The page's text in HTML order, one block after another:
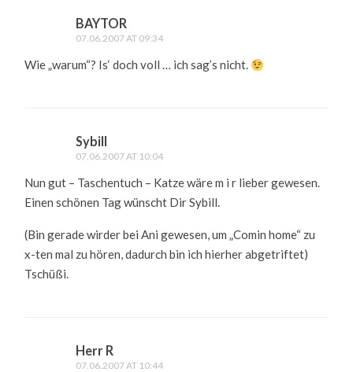
BAYTOR
07.06.2007 AT 09:34
Wie „warum“? Is‘ doch voll … ich sag’s nicht.
Sybill
07.06.2007 AT 10:04
Nun gut – Taschentuch – Katze wäre m i r lieber gewesen.
Einen schönen Tag wünscht Dir Sybill.
(Bin gerade wirder bei Ani gewesen, um „Comin home“ zu
x-ten mal zu hören, dadurch bin ich hierher abgetriftet)
Tschüßi.
Herr R
07.06.2007 AT 10:44